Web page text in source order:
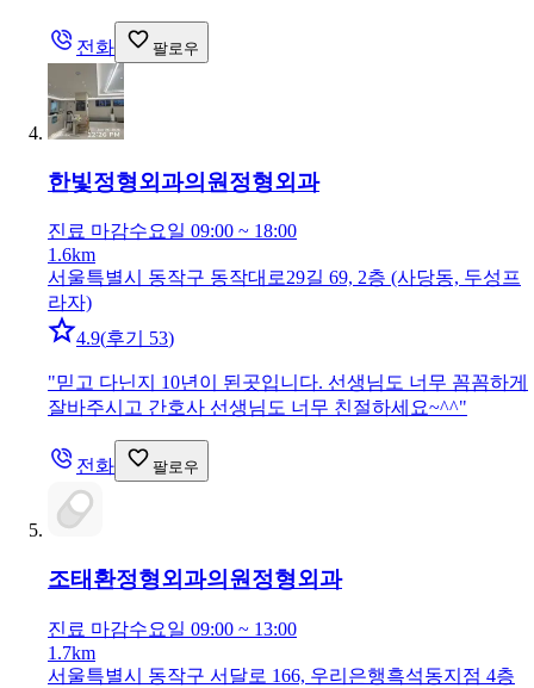
전화 팔로우
한빛정형외과의원 정형외과
진료 마감수요일 09:00 ~ 18:00
1.6km
서울특별시 동작구 동작대로29길 69, 2층 (사당동, 두성프
라자)
4.9(후기 53)
"믿고 다닌지 10년이 된곳입니다. 선생님도 너무 꼼꼼하게
잘바주시고 간호사 선생님도 너무 친절하세요~^^"
전화 팔로우
조태환정형외과의원 정형외과
진료 마감수요일 09:00 ~ 13:00
1.7km
서울특별시 동작구 서달로 166, 우리은행흑석동지점 4층